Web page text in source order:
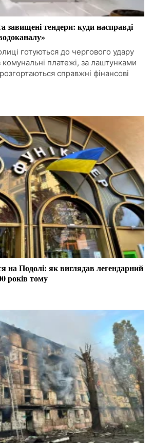
завищені тендери: куди насправді
готуються до чергового удару
платежі, за лаштунками
справжні фінансові
на Подолі: як виглядав легендарний
років тому